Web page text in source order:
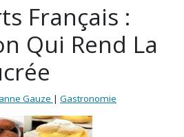
Français :
Qui Rend La
Gauze | Gastronomie